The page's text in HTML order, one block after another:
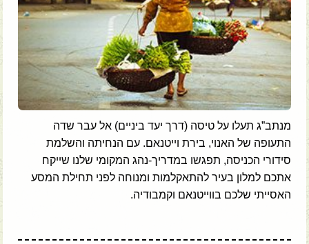
מנתב”ג תעלו על טיסה (דרך יעד ביניים) אל עבר שדה
התעופה של האנוי, בירת וייטנאם. עם הנחיתה והשלמת
סידורי הכניסה, תפגשו במדריך-נהג המקומי שלנו שייקח
אתכם למלון בעיר להתאקלמות ומנוחה לפני תחילת המסע
האסייתי שלכם בווייטנאם וקמבודיה.